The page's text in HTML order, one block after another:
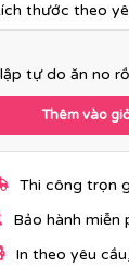
thước theo
tự do ăn no
Thêm vào
Thi công trọn
Bảo hành miễn
In theo yêu